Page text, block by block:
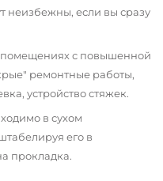
неизбежны, если вы сразу
с повышенной
ремонтные работы,
устройство стяжек.
в сухом
его в
прокладка.